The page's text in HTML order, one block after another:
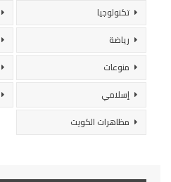
تكنولوجيا
رياضة
منوعات
إسلامي
مظاهرات الكويت